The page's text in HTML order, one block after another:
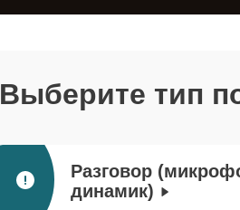
Выберите тип
Разговор
динамик)